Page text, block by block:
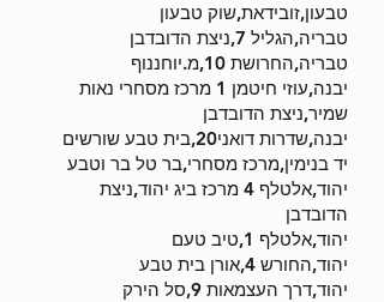
טבעון,זובידאת,שוק טבעון
טבריה,הגליל 7,ניצת הדובדבן
טבריה,החרושת 10,מ.יוחננוף
יבנה,עוזי חיטמן 1 מרכז מסחרי נאות
שמיר,ניצת הדובדבן
יבנה,שדרות דואני20,בית טבע שורשים
יד בנימין,מרכז מסחרי,בר טל בר וטבע
יהוד,אלטלף 4 מרכז ביג יהוד,ניצת
הדובדבן
יהוד,אלטלף 1,טיב טעם
יהוד,החורש 4,אורן בית טבע
יהוד,דרך העצמאות 9,סל הירק